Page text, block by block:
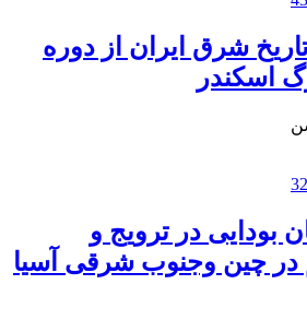
شرق ایران از دوره
اسکندر
بودایی در ترویج و
چین وجنوب شرقی آسیا